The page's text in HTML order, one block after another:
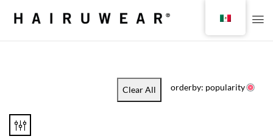
Clear All orderby: popularity